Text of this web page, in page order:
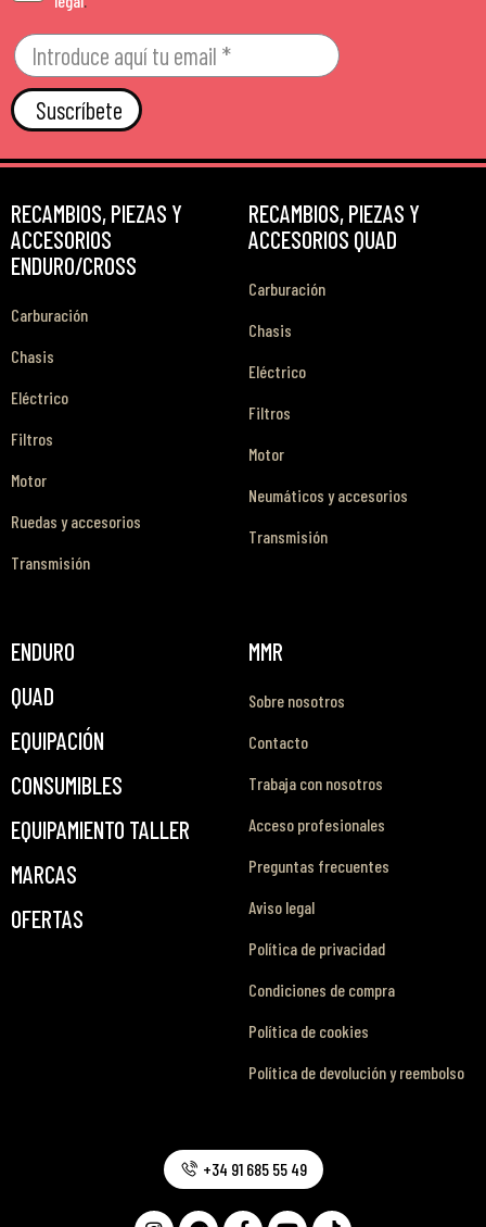
Suscríbete
RECAMBIOS, PIEZAS Y
ACCESORIOS
ENDURO/CROSS
Carburación
Chasis
Eléctrico
Filtros
Motor
Ruedas y accesorios
Transmisión
RECAMBIOS, PIEZAS Y
ACCESORIOS QUAD
Carburación
Chasis
Eléctrico
Filtros
Motor
Neumáticos y accesorios
Transmisión
ENDURO
QUAD
EQUIPACIÓN
CONSUMIBLES
EQUIPAMIENTO TALLER
MARCAS
OFERTAS
MMR
Sobre nosotros
Contacto
Trabaja con nosotros
Acceso profesionales
Preguntas frecuentes
Aviso legal
Política de privacidad
Condiciones de compra
Política de cookies
Política de devolución y reembolso
+34 91 685 55 49